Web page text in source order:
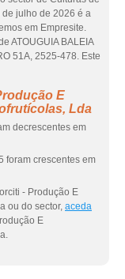
julho de 2026 é a
em Empresite.
ATOUGUIA BALEIA
51A, 2525-478. Este
E
Lda
decrescentes em
foram crescentes em
- Produção E
ou do sector, aceda
E